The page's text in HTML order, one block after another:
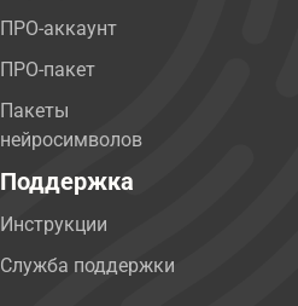
ПРО-аккаунт
ПРО-пакет
Пакеты
нейросимволов
Поддержка
Инструкции
Служба поддержки